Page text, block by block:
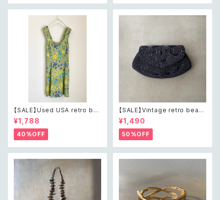
【SALE】Used USA retro bot
anical flower salopette sh
ort pants レトロ アメリカ ユー
ズド 古着 ライトグリーン ボタニ
カル フラワー サロペット ショー
トパンツ
¥1,788
40%OFF
【SALE】Vintage retro bead
s embroidery navy blue po
uch レトロ ヴィンテージ ホワイ
ト ビーズ刺繍 ネイビー 紺色 ポ
ーチ
¥1,490
50%OFF